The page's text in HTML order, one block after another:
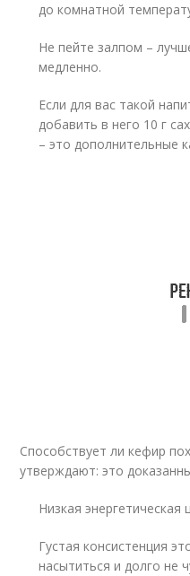
до комнатной
Не пейте залпом –
медленно.
Если для вас такой
добавить в него 10 г
– это дополнительные
Способствует ли кефир
утверждают: это
Низкая энергетическая
Густая консистенция
насытиться и долго не